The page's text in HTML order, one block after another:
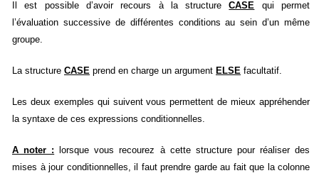
Il est possible d’avoir recours à la structureCASE qui permet
l’évaluation successive de différentes conditions au sein d’un même
groupe.
La structure CASE prend en charge un argument ELSE facultatif.
Les deux exemples qui suivent vous permettent de mieux appréhender
la syntaxe de ces expressions conditionnelles.
A noter : lorsque vous recourez à cette structure pour réaliser des
mises à jour conditionnelles, il faut prendre garde au fait que la colonne